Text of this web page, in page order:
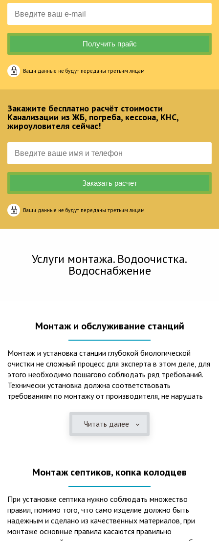
Ваши данные не будут переданы третьим лицам
Закажите бесплатно расчёт стоимости
Канализации из ЖБ, погреба, кессона, КНС,
жироуловителя сейчас!
Ваши данные не будут переданы третьим лицам
Услуги монтажа. Водоочистка.
Водоснабжение
Монтаж и обслуживание станций
Монтаж и установка станции глубокой биологической
очистки не сложный процесс для эксперта в этом деле, для
этого необходимо пошагово соблюдать ряд требований.
Технически установка должна соответствовать
требованиям по монтажу от производителя, не нарушать
представления о требованиях ПУЭ, ведь не качественный
монтаж может привезти не только к выходу из строя
вод – самый эффективный способ из всех существующих
оборудования вода может применяться для хозяйственных
нужд и полива огорода, а остатки ила при чистке могут
стать эффективным удобрением. Нет необходимости
тратить средства на ассенизаторскую машину. Системы
Читать далее
Монтаж септиков, копка колодцев
При установке септика нужно соблюдать множество
правил, помимо того, что само изделие должно быть
надежным и сделано из качественных материалов, при
монтаже основные правила касаются правильно